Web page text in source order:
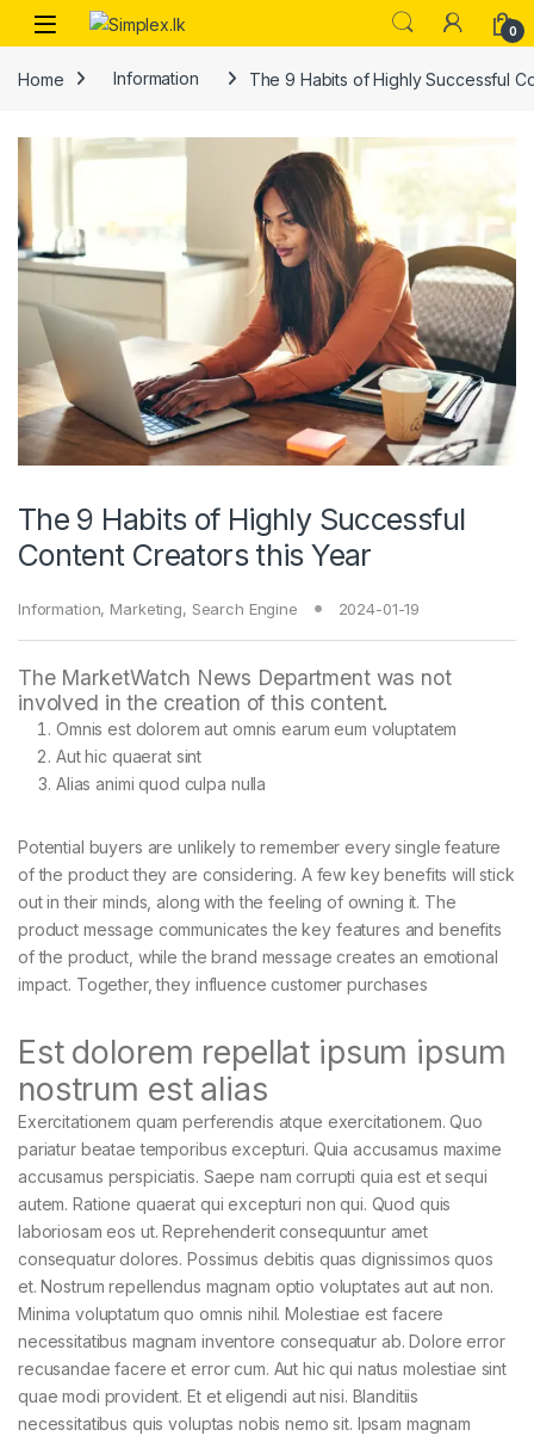
0
Home Information The 9 Habits of Highly Successful
The 9 Habits of Highly Successful
Content Creators this Year
Information, Marketing, Search Engine 2024-01-19
The MarketWatch News Department was not
involved in the creation of this content.
Omnis est dolorem aut omnis earum eum voluptatem
Aut hic quaerat sint
Alias animi quod culpa nulla
Potential buyers are unlikely to remember every single feature
of the product they are considering. A few key benefits will stick
out in their minds, along with the feeling of owning it. The
product message communicates the key features and benefits
of the product, while the brand message creates an emotional
impact. Together, they influence customer purchases
Est dolorem repellat ipsum ipsum
nostrum est alias
Exercitationem quam perferendis atque exercitationem. Quo
pariatur beatae temporibus excepturi. Quia accusamus maxime
accusamus perspiciatis. Saepe nam corrupti quia est et sequi
autem. Ratione quaerat qui excepturi non qui. Quod quis
laboriosam eos ut. Reprehenderit consequuntur amet
consequatur dolores. Possimus debitis quas dignissimos quos
et. Nostrum repellendus magnam optio voluptates aut aut non.
Minima voluptatum quo omnis nihil. Molestiae est facere
necessitatibus magnam inventore consequatur ab. Dolore error
recusandae facere et error cum. Aut hic qui natus molestiae sint
quae modi provident. Et et eligendi aut nisi. Blanditiis
necessitatibus quis voluptas nobis nemo sit. Ipsam magnam